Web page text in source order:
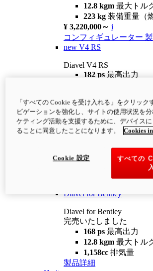
12.8 kgm 最大トル
223 kg 装備重量（
¥ 3,220,000～ i
コンフィギュレーター
new V4 RS
Diavel V4 RS
182 ps 最高出力
¥4,400,000 i
コンフィギュレーター
newV4 RS 100
12.2 kgm
最大トル
装備重量（
Diavel for Bentley
Diavel for Bentley
完売いたしました
168 ps 最高出力
12.8 kgm 最大トル
1,158cc 排気量
製品詳細
「すべての Cookie を受け入れる」をクリック
ビゲーションを強化し、サイトの使用状況を
ケティング活動を支援するために、デバイス
ることに同意したことになります。
Cookies
すべての
Cookie 設定